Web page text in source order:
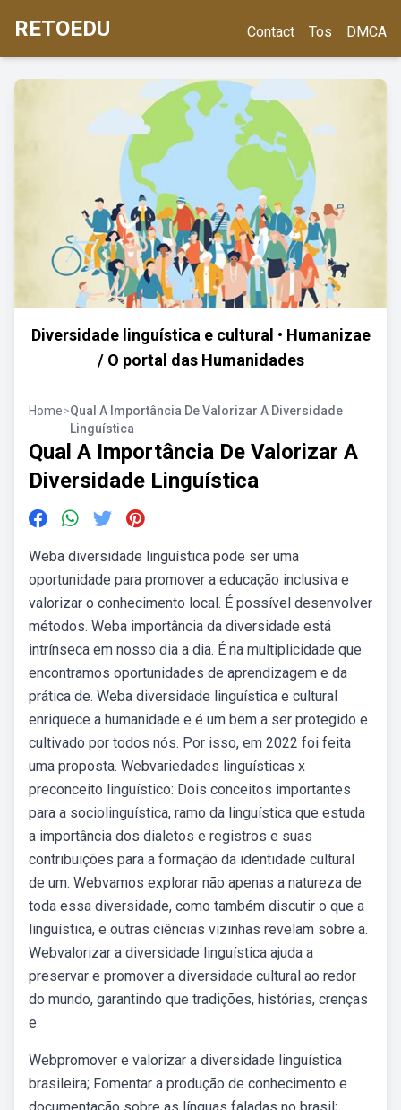
RETOEDU Contact Tos DMCA
Diversidade linguística e cultural • Humanizae
/ O portal das Humanidades
Home>Qual A Importância De Valorizar A Diversidade
Linguística
Qual A Importância De Valorizar A
Diversidade Linguística
Weba diversidade linguística pode ser uma
oportunidade para promover a educação inclusiva e
valorizar o conhecimento local. É possível desenvolver
métodos. Weba importância da diversidade está
intrínseca em nosso dia a dia. É na multiplicidade que
encontramos oportunidades de aprendizagem e da
prática de. Weba diversidade linguística e cultural
enriquece a humanidade e é um bem a ser protegido e
cultivado por todos nós. Por isso, em 2022 foi feita
uma proposta. Webvariedades linguísticas x
preconceito linguístico: Dois conceitos importantes
para a sociolinguística, ramo da linguística que estuda
a importância dos dialetos e registros e suas
contribuições para a formação da identidade cultural
de um. Webvamos explorar não apenas a natureza de
toda essa diversidade, como também discutir o que a
linguística, e outras ciências vizinhas revelam sobre a.
Webvalorizar a diversidade linguística ajuda a
preservar e promover a diversidade cultural ao redor
do mundo, garantindo que tradições, histórias, crenças
e.
Webpromover e valorizar a diversidade linguística
brasileira; Fomentar a produção de conhecimento e